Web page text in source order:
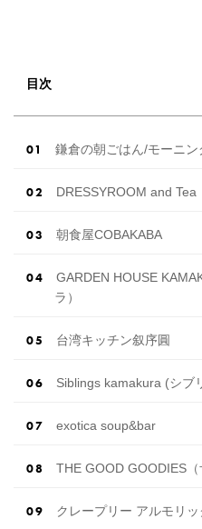
目次
鎌倉の朝ごはん/モーニン
DRESSYROOM and Tea
朝食屋COBAKABA
GARDEN HOUSE
ラ）
台湾キッチン叙序圓
Siblings kamakura (シブ
exotica soup&bar
THE GOOD GOODIES（
クレープリー アルモリッ